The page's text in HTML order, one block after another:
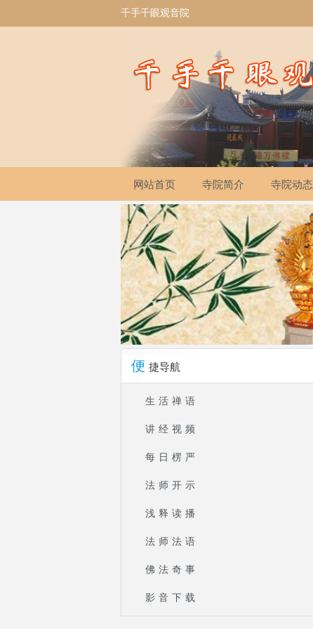
千手千眼观音院
网站首页 寺院简介 寺院动态
便 捷导航
生活禅语
讲经视频
每日楞严
法师开示
浅释读播
法师法语
佛法奇事
影音下载